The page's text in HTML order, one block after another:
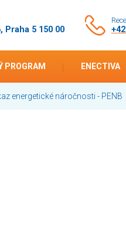
Praha 5 150 00
PROGRAM ENECTIVA
energetické náročnosti - PENB